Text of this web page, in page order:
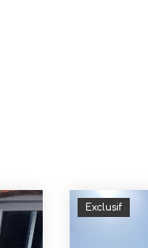
Exclusif